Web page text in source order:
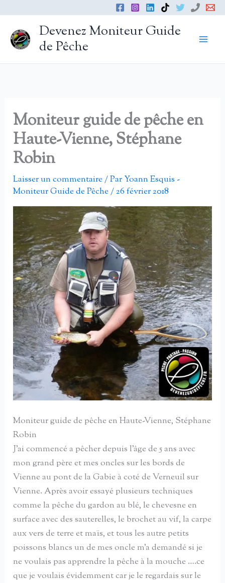
contenu
Devenez Moniteur Guide
de Pêche
Moniteur guide de pêche en
Haute-Vienne, Stéphane
Robin
Laisser un commentaire/ ParYoann Esquis -
Moniteur Guide de Pêche/26 février 2018
Moniteur guide de pêche en Haute-Vienne, Stéphane
Robin
J’ai commencé a pêcher depuis l’âge de 5 ans avec
mon grand père et mes oncles sur les bords de
Vienne au pont de la Gabie à coté de Verneuil sur
Vienne. Après avoir essayé plusieurs techniques
comme la pêche du gardon au blé, le chevesne en
surface avec des sauterelles, le brochet au vif, la carpe
aux vers de terre et maïs, et tous les autre petits
poissons blancs un de mes oncle m’a demandé si je
ne voulais pas apprendre la pêche à la mouche ….ce
que je voulais évidemment car je le regardais sur le